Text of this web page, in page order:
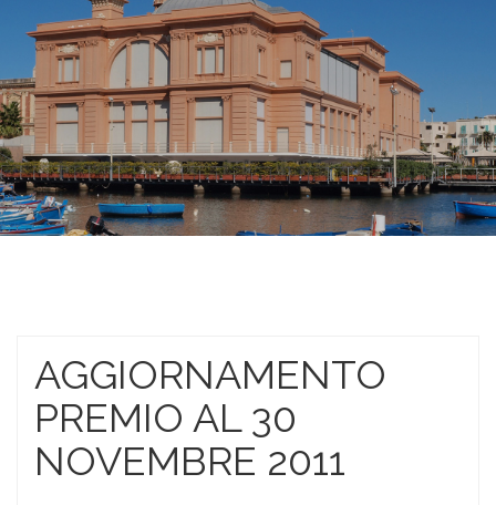
AGGIORNAMENTO
PREMIO AL 30
NOVEMBRE 2011